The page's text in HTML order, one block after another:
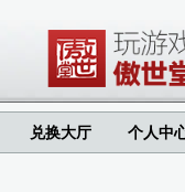
兑换大厅 个人中